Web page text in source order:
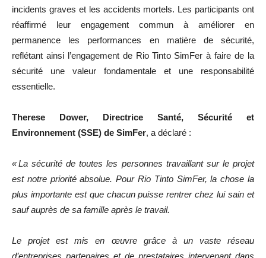
incidents graves et les accidents mortels. Les participants ont
réaffirmé leur engagement commun à améliorer en
permanence les performances en matière de sécurité,
reflétant ainsi l’engagement de Rio Tinto SimFer à faire de la
sécurité une valeur fondamentale et une responsabilité
essentielle.
Therese Dower, Directrice Santé, Sécurité et
Environnement (SSE) de SimFer, a déclaré :
« La sécurité de toutes les personnes travaillant sur le projet
est notre priorité absolue. Pour Rio Tinto SimFer, la chose la
plus importante est que chacun puisse rentrer chez lui sain et
sauf auprès de sa famille après le travail.
Le projet est mis en œuvre grâce à un vaste réseau